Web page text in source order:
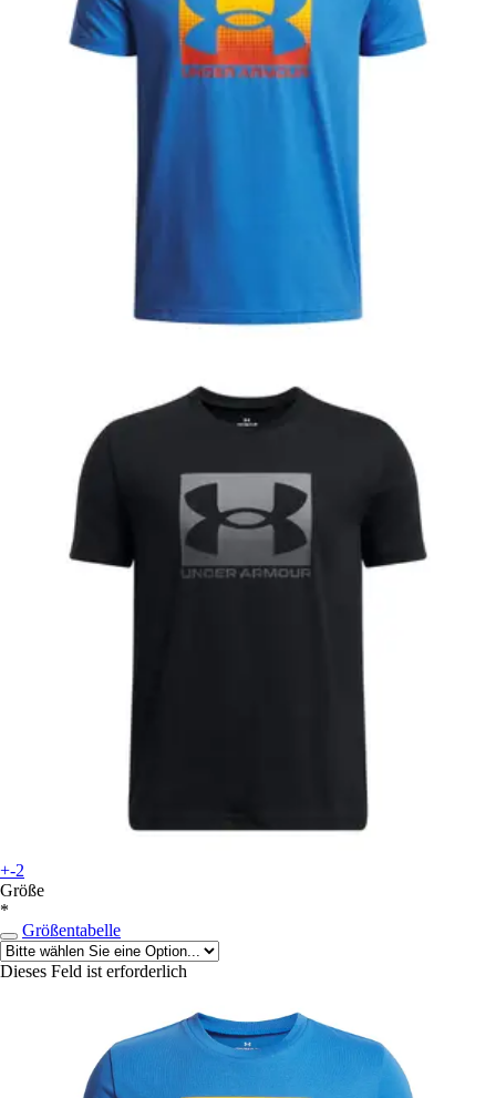
+-2
Größe
*
Größentabelle
Dieses Feld ist erforderlich